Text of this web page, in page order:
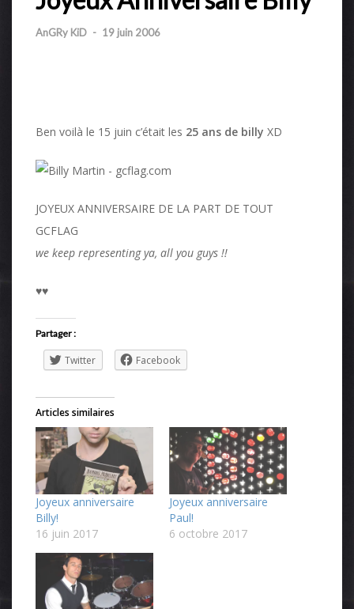
AnGRy KiD - 19 juin 2006
Ben voilà le 15 juin c’était les 25 ans de billy XD
JOYEUX ANNIVERSAIRE DE LA PART DE TOUT
GCFLAG
we keep representing ya, all you guys !!
♥♥
Partager :
Twitter Facebook
Articles similaires
Joyeux anniversaire
Billy!
16 juin 2017
Joyeux anniversaire
Paul!
6 octobre 2017